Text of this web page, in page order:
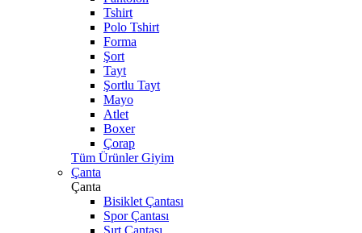
Tshirt
Polo Tshirt
Forma
Şort
Tayt
Şortlu Tayt
Mayo
Atlet
Boxer
Çorap
Tüm Ürünler Giyim
Çanta
Çanta
Bisiklet Çantası
Spor Çantası
Sırt Çantası